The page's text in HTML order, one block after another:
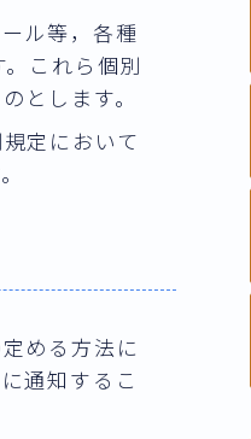
ル等，各種
これら個別
とします。
定において
める方法に
通知するこ